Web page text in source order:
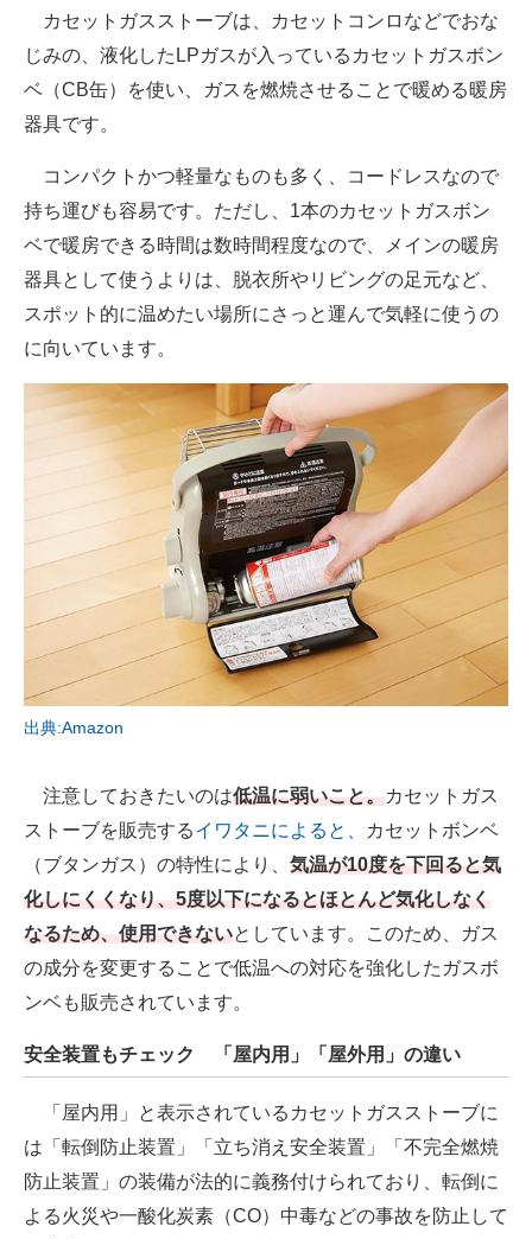
カセットガスストーブは、カセットコンロなどでおな
じみの、液化したLPガスが入っているカセットガスボン
ベ（CB缶）を使い、ガスを燃焼させることで暖める暖房
器具です。
コンパクトかつ軽量なものも多く、コードレスなので
持ち運びも容易です。ただし、1本のカセットガスボン
ベで暖房できる時間は数時間程度なので、メインの暖房
器具として使うよりは、脱衣所やリビングの足元など、
スポット的に温めたい場所にさっと運んで気軽に使うの
に向いています。
出典:Amazon
注意しておきたいのは低温に弱いこと。カセットガス
ストーブを販売するイワタニによると、
カセットボンベ
（ブタンガス）の特性により、 気温が10度を下回ると気
化しにくくなり、5度以下になるとほとんど気化しなく
なるため、使用できないとしています。このため、ガス
の成分を変更することで低温への対応を強化したガスボ
ンベも販売されています。
安全装置もチェック 「屋内用」「屋外用」の違い
「屋内用」と表示されているカセットガスストーブに
は「転倒防止装置」「立ち消え安全装置」「不完全燃焼
防止装置」の装備が法的に義務付けられており、転倒に
よる火災や一酸化炭素（CO）中毒などの事故を防止して